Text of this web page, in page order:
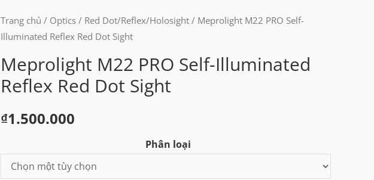
Trang chủ / Optics / Red Dot/Reflex/Holosight / Meprolight M22 PRO Self-
Illuminated Reflex Red Dot Sight
Meprolight M22 PRO Self-Illuminated
Reflex Red Dot Sight
₫1.500.000
Phân loại